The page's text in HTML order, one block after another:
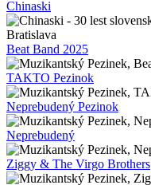
Chinaski
Beat Band 2025
TAKTO Pezinok
Neprebudený Pezinok
Neprebudený
Ziggy & The Virgo Brothers